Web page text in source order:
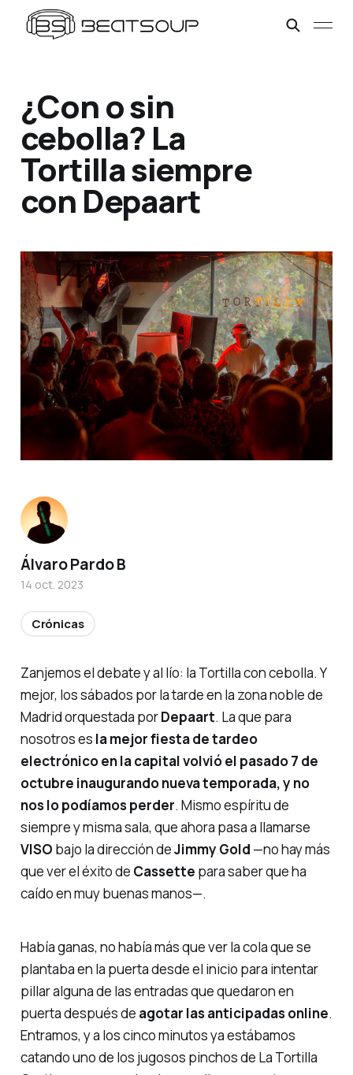
¿Con o sin
cebolla? La
Tortilla siempre
con Depaart
Zanjemos el debate y al lío: la Tortilla con cebolla. Y
mejor, los sábados por la tarde en la zona noble de
Madrid orquestada porDepaart. La que para
nosotros es la mejor fiesta de tardeo
electrónico en la capital volvió el pasado 7 de
octubre inaugurando nueva temporada, y no
nos lo podíamos perder. Mismo espíritu de
siempre y misma sala, que ahora pasa a llamarse
VISO bajo la dirección deJimmy Gold —no hay más
que ver el éxito de Cassette para saber que ha
caído en muy buenas manos—.
Había ganas, no había más que ver la cola que se
plantaba en la puerta desde el inicio para intentar
pillar alguna de las entradas que quedaron en
puerta después de agotar las anticipadas online.
Entramos, y a los cinco minutos ya estábamos
catando uno de los jugosos pinchos de La Tortilla
Álvaro Pardo B
14 oct. 2023
Crónicas